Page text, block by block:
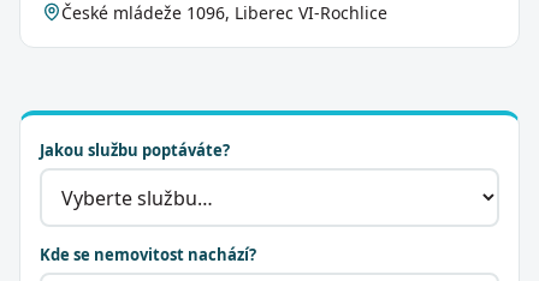
České mládeže 1096, Liberec VI-Rochlice
Jakou službu poptáváte?
Kde se nemovitost nachází?